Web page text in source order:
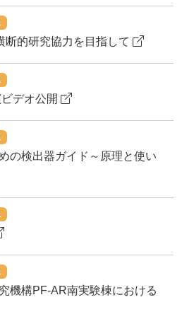
断的研究協力を目指して
デオ公開
の検出器ガイド～原理と使い
機構PF-AR南実験棟における